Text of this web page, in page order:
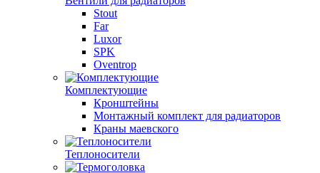
Stout
Far
Luxor
SPK
Oventrop
Комплектующие
Кронштейны
Монтажный комплект для радиаторов
Краны маевского
Теплоносители